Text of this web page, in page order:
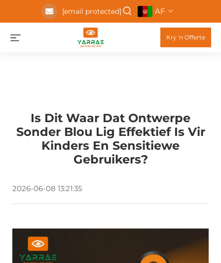
[email protected] AF
Kry 'n Offerte
Is Dit Waar Dat Ontwerpe
Sonder Blou Lig Effektief Is Vir
Kinders En Sensitiewe
Gebruikers?
2026-06-08 13:21:35